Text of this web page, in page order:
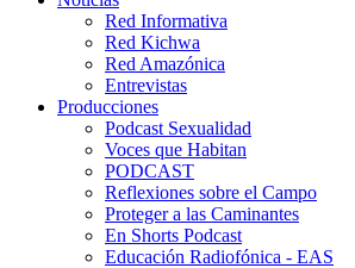
Red Informativa
Red Kichwa
Red Amazónica
Entrevistas
Producciones
Podcast Sexualidad
Voces que Habitan
PODCAST
Reflexiones sobre el Campo
Proteger a las Caminantes
En Shorts Podcast
Educación Radiofónica - EAS